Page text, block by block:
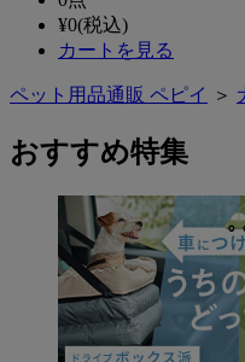
¥0(税込)
カートを見る
ペット用品通販 ペピイ ＞
おすすめ特集